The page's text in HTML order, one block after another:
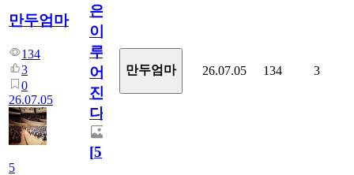
만두엄마
134
3
0
26.07.05
5
은
이
루
어
진
다.
[5]
만두엄마 26.07.05 134 3